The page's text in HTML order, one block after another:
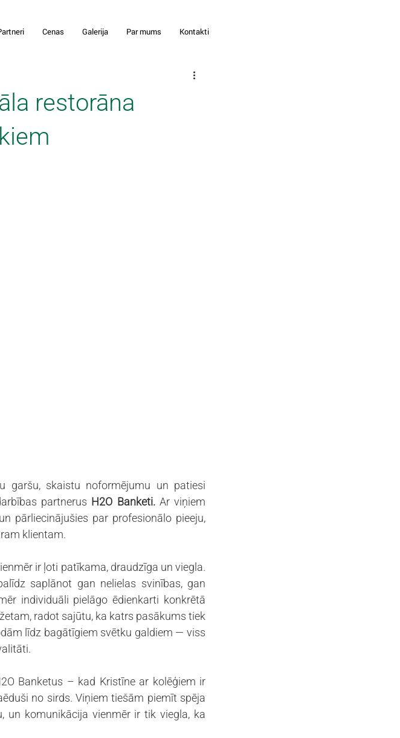
Cenas Galerija Par mums Kontakti
restorāna
garšu, skaistu noformējumu un patiesi
partnerus H2O Banketi. Ar viņiem
pārliecinājušies par profesionālo pieeju,
klientam.
ir ļoti patīkama, draudzīga un viegla.
saplānot gan nelielas svinības, gan
individuāli pielāgo ēdienkarti konkrētā
radot sajūtu, ka katrs pasākums tiek
līdz bagātīgiem svētku galdiem — viss
Banketus – kad Kristīne ar kolēģiem ir
no sirds. Viņiem tiešām piemīt spēja
un komunikācija vienmēr ir tik viegla, ka